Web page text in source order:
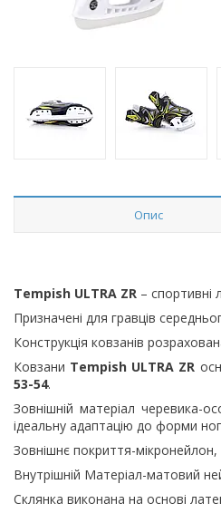
Опис
Tempish ULTRA ZR – спортивні
Призначені для гравців
Конструкція ковзанів
Ковзани Tempish ULTRA ZR
53-54.
Зовнішній матеріал черевика-
ідеальну адаптацію до форми
Зовнішнє покриття-
Внутрішній Матеріал-матовий
Склянка виконана на основі